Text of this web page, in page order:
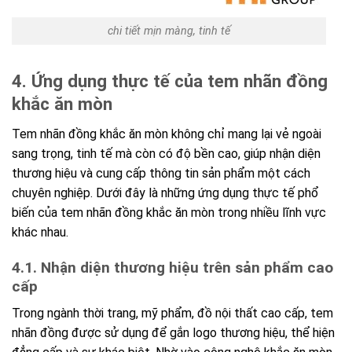
chi tiết mịn màng, tinh tế
4. Ứng dụng thực tế của tem nhãn đồng
khắc ăn mòn
Tem nhãn đồng khắc ăn mòn không chỉ mang lại vẻ ngoài
sang trọng, tinh tế mà còn có độ bền cao, giúp nhận diện
thương hiệu và cung cấp thông tin sản phẩm một cách
chuyên nghiệp. Dưới đây là những ứng dụng thực tế phổ
biến của tem nhãn đồng khắc ăn mòn trong nhiều lĩnh vực
khác nhau.
4.1. Nhận diện thương hiệu trên sản phẩm cao
cấp
Trong ngành thời trang, mỹ phẩm, đồ nội thất cao cấp, tem
nhãn đồng được sử dụng để gắn logo thương hiệu, thể hiện